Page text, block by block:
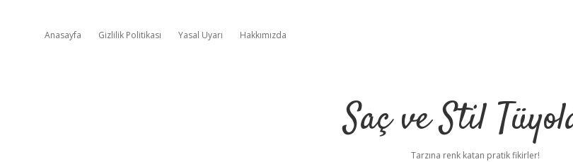
Anasayfa Gizlilik Politikası Yasal Uyarı Hakkımızda
Saç ve Stil
Tarzına renk katan pratik fikirler!